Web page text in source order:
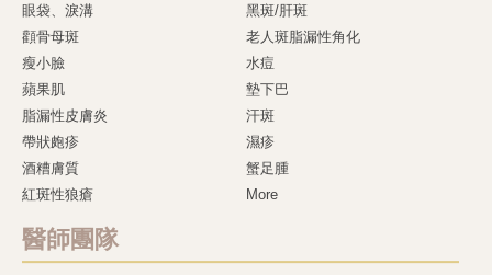
眼袋、淚溝
黑斑/肝斑
顴骨母斑
老人斑脂漏性角化
瘦小臉
水痘
蘋果肌
墊下巴
脂漏性皮膚炎
汗斑
帶狀皰疹
濕疹
酒糟膚質
蟹足腫
紅斑性狼瘡
More
醫師團隊